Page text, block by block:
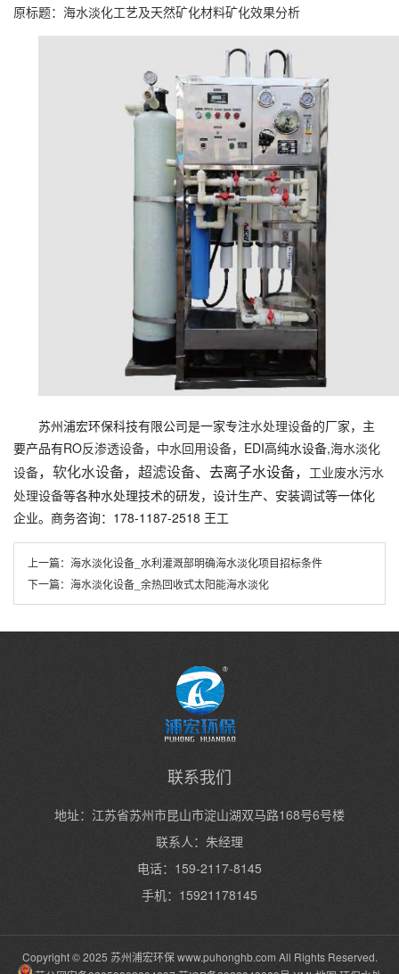
原标题：海水淡化工艺及天然矿化材料矿化效果分析
苏州浦宏环保科技有限公司是一家专注水处理设备的厂家，主
要产品有RO反渗透设备， 中水回用设备，EDI高纯水设备,海水淡化
设备， 软化水设备， 超滤设备、去离子水设备， 工业废水污水
处理设备等各种水处理技术的研发，设计生产、安装调试等一体化
企业。商务咨询：178-1187-2518 王工
上一篇： 海水淡化设备_水利灌溉部明确海水淡化项目招标条件
下一篇： 海水淡化设备_余热回收式太阳能海水淡化
联系我们
地址：江苏省苏州市昆山市淀山湖双马路168号6号楼
联系人：朱经理
电话：159-2117-8145
手机：15921178145
Copyright © 2025 苏州浦宏环保www.puhonghb.com All Rights Reserved.